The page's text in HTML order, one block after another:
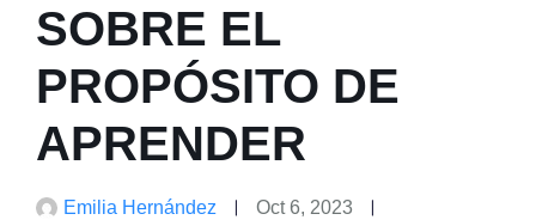
SOBRE EL
PROPÓSITO DE
APRENDER
Emilia Hernández
Oct 6, 2023